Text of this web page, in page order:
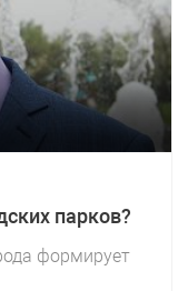
парков?
формирует